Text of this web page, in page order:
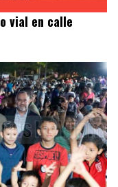
vial en calle